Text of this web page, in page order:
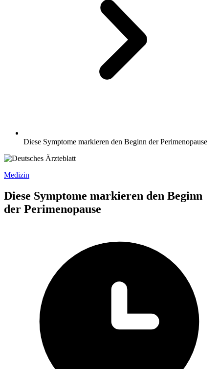
Diese Symptome markieren den Beginn der Perimenopause
Medizin
Diese Symptome markieren den Beginn
der Perimenopause